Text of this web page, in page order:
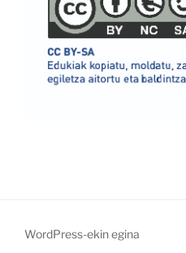
WordPress-ekin egina